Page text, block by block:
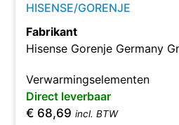
HISENSE/GORENJE
Fabrikant
Hisense Gorenje Germany
Verwarmingselementen
Direct leverbaar
€ 68,69 incl. BTW